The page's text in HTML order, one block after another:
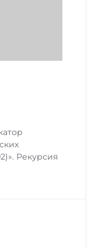
Рекурсия